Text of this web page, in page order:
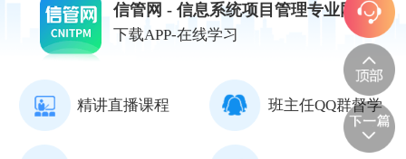
信管网 - 信息系统项目管理专业网站
下载APP-在线学习
精讲直播课程 班主任QQ群督学